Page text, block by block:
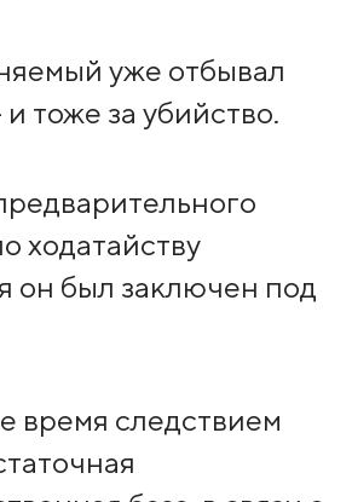
уже отбывал
тоже за убийство.
ходатайству
он был заключен под
время следствием